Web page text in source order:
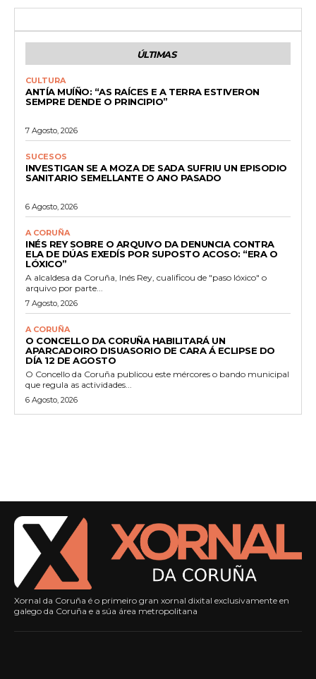
ÚLTIMAS
CULTURA
ANTÍA MUÍÑO: “AS RAÍCES E A TERRA ESTIVERON
SEMPRE DENDE O PRINCIPIO”
7 Agosto, 2026
SUCESOS
INVESTIGAN SE A MOZA DE SADA SUFRIU UN EPISODIO
SANITARIO SEMELLANTE O ANO PASADO
6 Agosto, 2026
A CORUÑA
INÉS REY SOBRE O ARQUIVO DA DENUNCIA CONTRA
ELA DE DÚAS EXEDÍS POR SUPOSTO ACOSO: “ERA O
LÓXICO”
A alcaldesa da Coruña, Inés Rey, cualificou de "paso lóxico" o
arquivo por parte...
7 Agosto, 2026
A CORUÑA
O CONCELLO DA CORUÑA HABILITARÁ UN
APARCADOIRO DISUASORIO DE CARA Á ECLIPSE DO
DÍA 12 DE AGOSTO
O Concello da Coruña publicou este mércores o bando municipal
que regula as actividades...
6 Agosto, 2026
Xornal da Coruña é o primeiro gran xornal dixital exclusivamente en
galego da Coruña e a súa área metropolitana